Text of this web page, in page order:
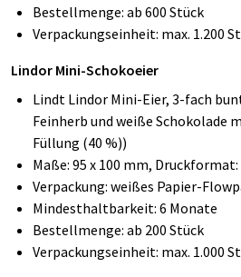
Bestellmenge: ab 600 Stück
Verpackungseinheit: max. 1.200
Lindor Mini-Schokoeier
Lindt Lindor Mini-Eier, 3-fach
Feinherb und weiße Schokolade
Füllung (40 %))
Maße: 95 x 100 mm, Druckformat:
Verpackung: weißes Papier-
Mindesthaltbarkeit: 6 Monate
Bestellmenge: ab 200 Stück
Verpackungseinheit: max. 1.000